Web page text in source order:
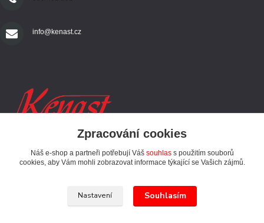
info@kenast.cz
SLEDUJTE NÁS
Zpracování cookies
Náš e-shop a partneři potřebují Váš souhlass použitím souborů
cookies, aby Vám mohli zobrazovat informace týkající se Vašich zájmů.
Nastavení Souhlasím